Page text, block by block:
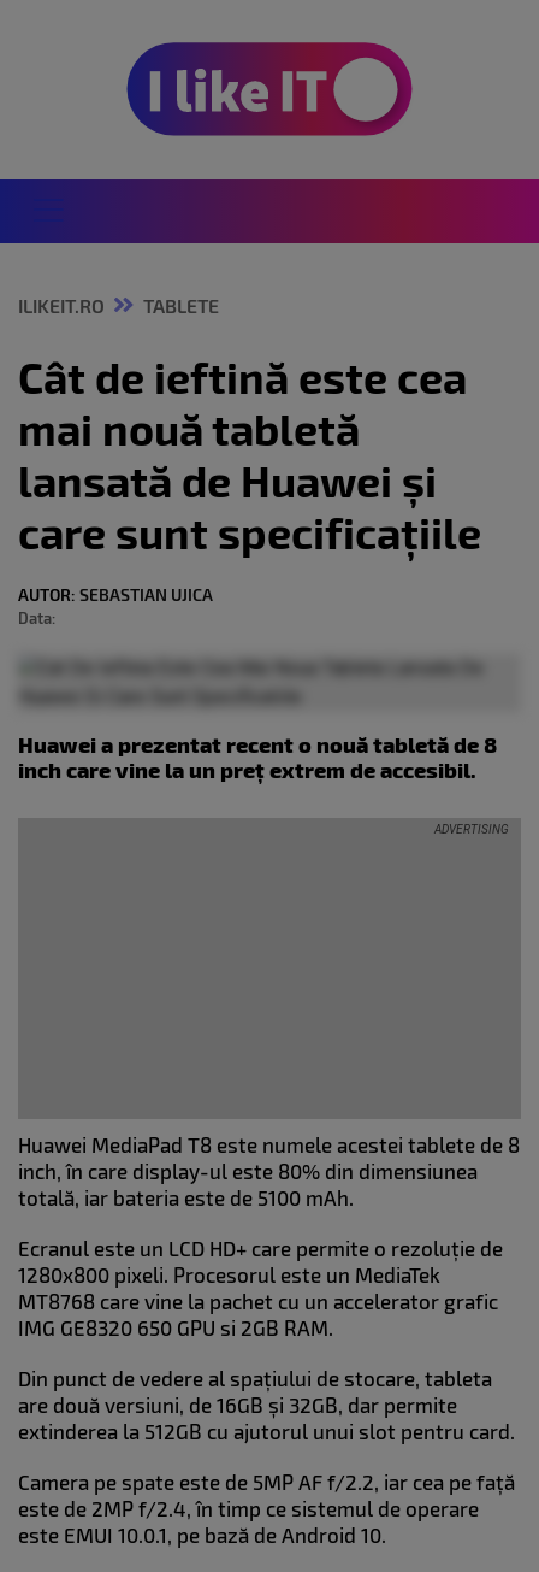
ILIKEIT.RO TABLETE
Cât de ieftină este cea
mai nouă tabletă
lansată de Huawei și
care sunt specificațiile
AUTOR: SEBASTIAN UJICA
Data:
Huawei a prezentat recent o nouă tabletă de 8
inch care vine la un preț extrem de accesibil.
Huawei MediaPad T8 este numele acestei tablete de 8
inch, în care display-ul este 80% din dimensiunea
totală, iar bateria este de 5100 mAh.
Ecranul este un LCD HD+ care permite o rezoluție de
1280x800 pixeli. Procesorul este un MediaTek
MT8768 care vine la pachet cu un accelerator grafic
IMG GE8320 650 GPU si 2GB RAM.
Din punct de vedere al spațiului de stocare, tableta
are două versiuni, de 16GB și 32GB, dar permite
extinderea la 512GB cu ajutorul unui slot pentru card.
Camera pe spate este de 5MP AF f/2.2, iar cea pe față
este de 2MP f/2.4, în timp ce sistemul de operare
este EMUI 10.0.1, pe bază de Android 10.